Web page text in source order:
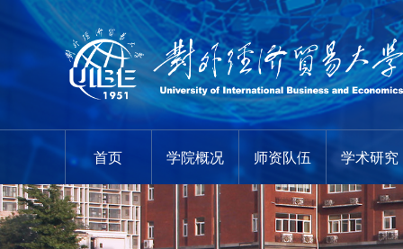
首页 学院概况 师资队伍 学术研究